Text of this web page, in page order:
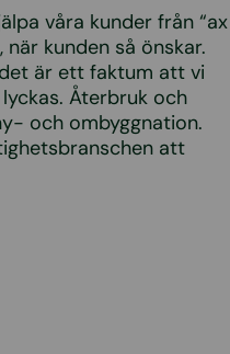
våra kunder från “ax
kunden så önskar.
är ett faktum att vi
Återbruk och
och ombyggnation.
att